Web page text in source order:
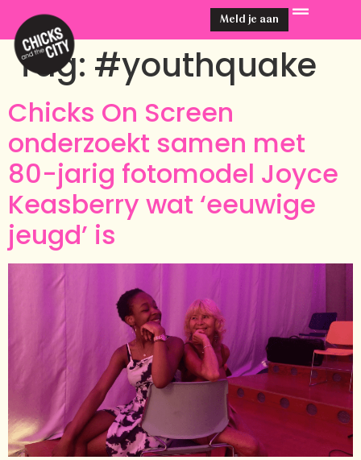
Meld je aan
Tag: #youthquake
Chicks On Screen
onderzoekt samen met
80-jarig fotomodel Joyce
Keasberry wat ‘eeuwige
jeugd’ is